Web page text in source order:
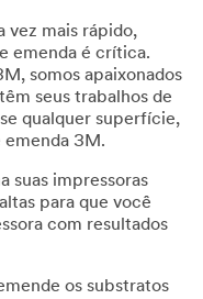
vez mais rápido,
emenda é crítica.
somos apaixonados
seus trabalhos de
qualquer superfície,
emenda 3M.
suas impressoras
para que você
com resultados
os substratos